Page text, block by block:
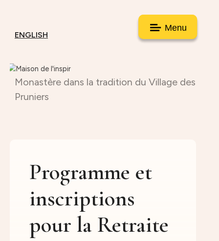
Menu
ENGLISH
Monastère dans la tradition du Village des
Pruniers
Programme et
inscriptions
pour la Retraite